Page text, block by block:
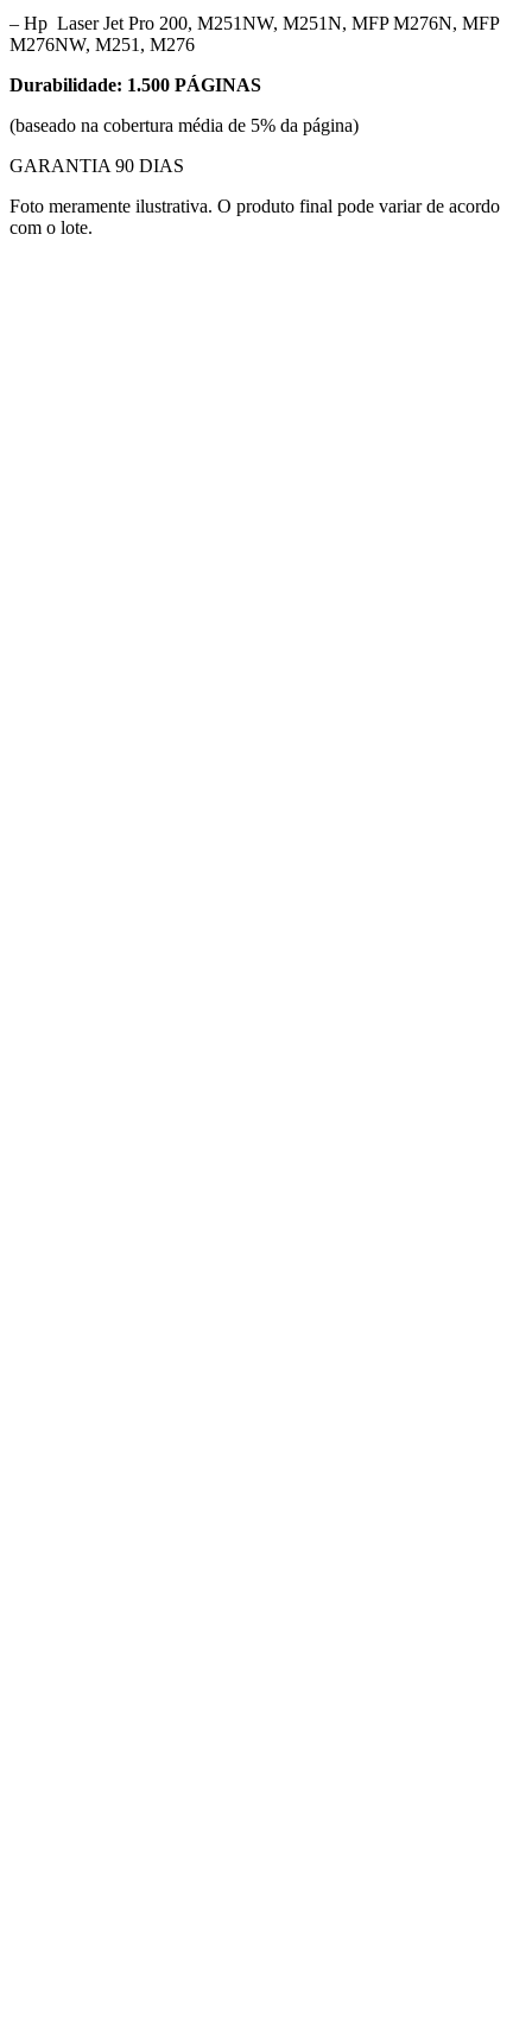
– Hp Laser Jet Pro 200, M251NW, M251N, MFP M276N, MFP
M276NW, M251, M276
Durabilidade: 1.500 PÁGINAS
(baseado na cobertura média de 5% da página)
GARANTIA 90 DIAS
Foto meramente ilustrativa. O produto final pode variar de acordo
com o lote.